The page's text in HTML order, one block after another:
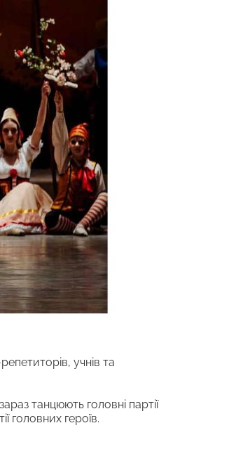
учнів та
танцюють головні партії
головних героїв.